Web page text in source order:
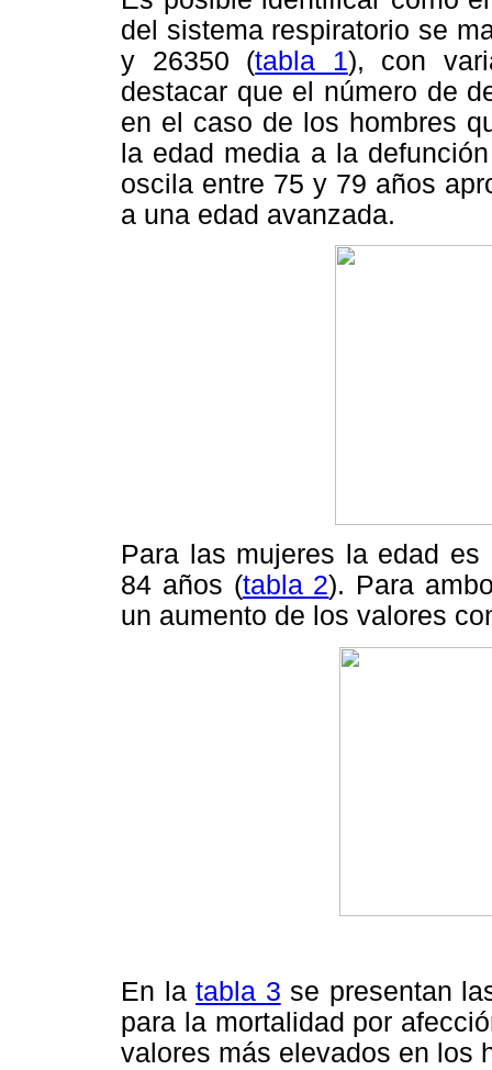
del sistema respiratorio se
y 26350 (tabla 1), con
destacar que el número de
en el caso de los hombres
la edad media a la
oscila entre 75 y 79 años
a una edad avanzada.
Para las mujeres la edad
84 años (tabla 2). Para
un aumento de los valores
En latabla 3 se presentan
para la mortalidad por
valores más elevados en los